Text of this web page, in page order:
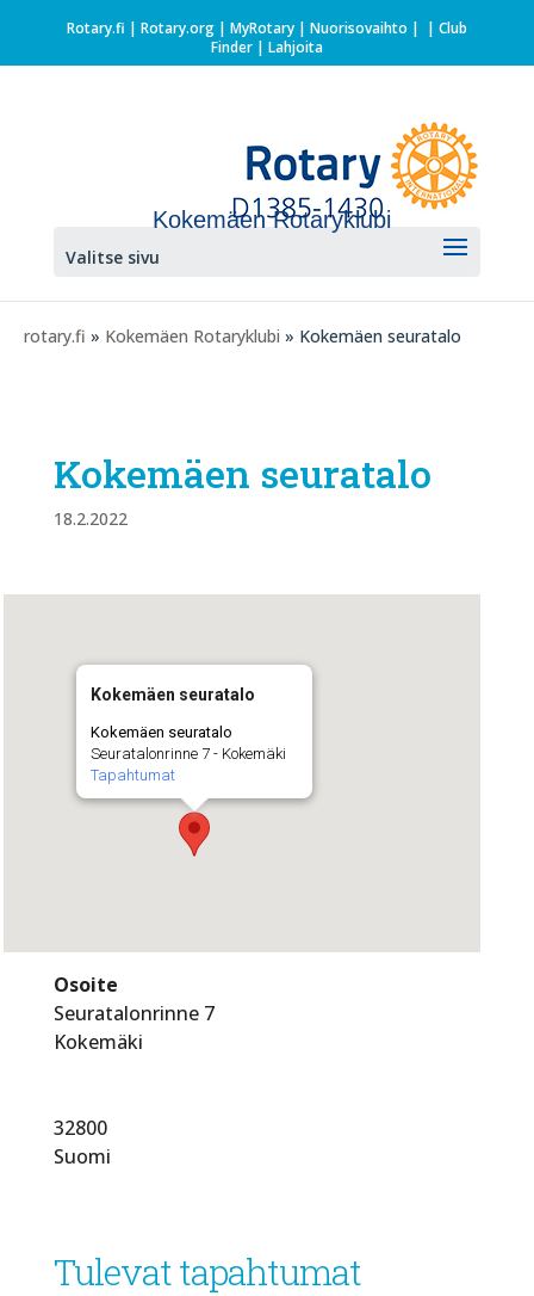
Rotary.fi | Rotary.org| MyRotary | Nuorisovaihto | | Club
Finder| Lahjoita
Kokemäen Rotaryklubi
Valitse sivu
rotary.fi » Kokemäen Rotaryklubi » Kokemäen seuratalo
Kokemäen seuratalo
18.2.2022
Kokemäen seuratalo
Kokemäen seuratalo
Seuratalonrinne 7 - Kokemäki
Tapahtumat
Osoite
Seuratalonrinne 7
Kokemäki
32800
Suomi
Tulevat tapahtumat